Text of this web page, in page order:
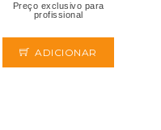
Preço exclusivo para
profissional
ADICIONAR